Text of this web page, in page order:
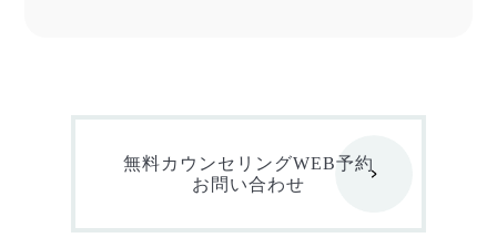
無料カウンセリングWEB予約
お問い合わせ